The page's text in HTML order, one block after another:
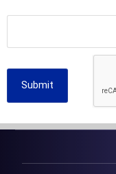
Submit